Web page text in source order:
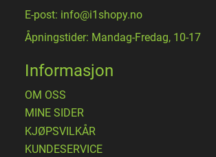
E-post: info@i1shopy.no
Åpningstider: Mandag-Fredag, 10-17
Informasjon
OM OSS
MINE SIDER
​KJØPSVILKÅR
KUNDESERVICE